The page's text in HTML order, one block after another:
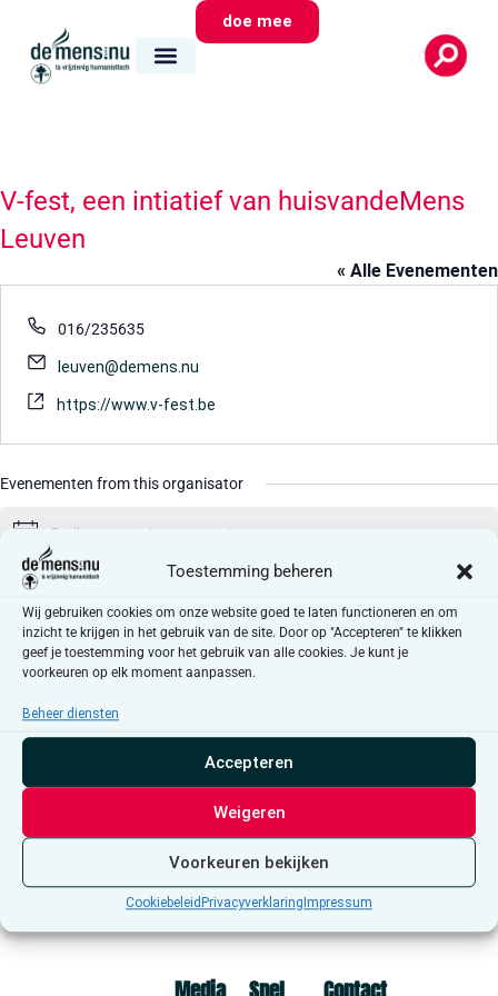
Toestemming beheren
Wij gebruiken cookies om onze website goed te laten functioneren en om
inzicht te krijgen in het gebruik van de site. Door op "Accepteren" te klikken
geef je toestemming voor het gebruik van alle cookies. Je kunt je
voorkeuren op elk moment aanpassen.
Beheer diensten
Accepteren
Weigeren
Voorkeuren bekijken
Cookiebeleid Privacyverklaring Impressum
doe mee
V-fest, een intiatief van huisvandeMens
Leuven
« Alle Evenementen
Telefoon
016/235635
E-leuven@demens.nu
Website
https://www.v-fest.be
Evenementen from this organisator
Er zijn geen resultaten gevonden.
Aankomende
Selecteer
een
datum.VorigeEvenementen Vandaag Volgende
Snel
Media Contact